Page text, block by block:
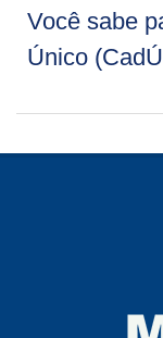
Você sabe
Único